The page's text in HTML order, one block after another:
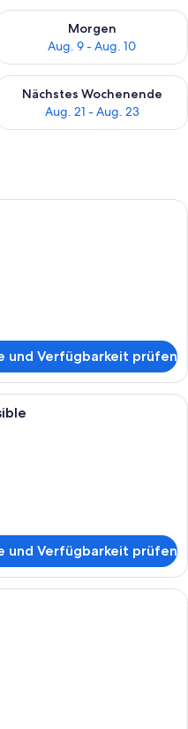
Nacht, Aug. 8 - Aug. 9.
Morgen
Aug. 9 - Aug. 10
die Verfügbarkeit
Wochenende, Aug. 14
Nächstes Wochenende
Aug. 21 - Aug. 23
die Verfügbarkeit
Schreibtisch,
und Verfügbarkeit prüfen
Schreibtisch,
und Verfügbarkeit prüfen
Schreibtisch,